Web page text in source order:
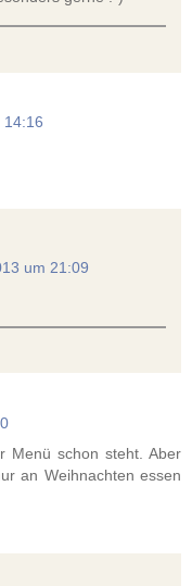
14:16
um 21:09
Menü schon steht. Aber
an Weihnachten essen